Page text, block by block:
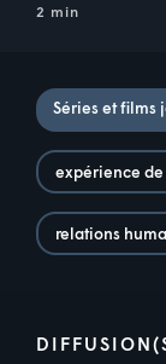
2 min
Séries et films
expérience de
relations